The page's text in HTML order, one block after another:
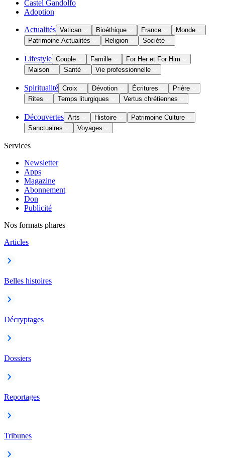
Castel Gandolfo
Adoption
Actualités Vatican Bioéthique France
Monde
Patrimoine Actualités
Religion Société
Lifestyle Couple Famille
For Her et For Him
Maison
Santé Vie professionnelle
Spiritualité Croix Dévotion Écritures
Prière
Rites
Temps liturgiques Vertus chrétiennes
Découvertes Arts Histoire
Patrimoine Culture
Sanctuaires
Voyages
Services
Newsletter
Apps
Magazine
Abonnement
Don
Publicité
Nos formats phares
Articles
Belles histoires
Décryptages
Dossiers
Reportages
Tribunes